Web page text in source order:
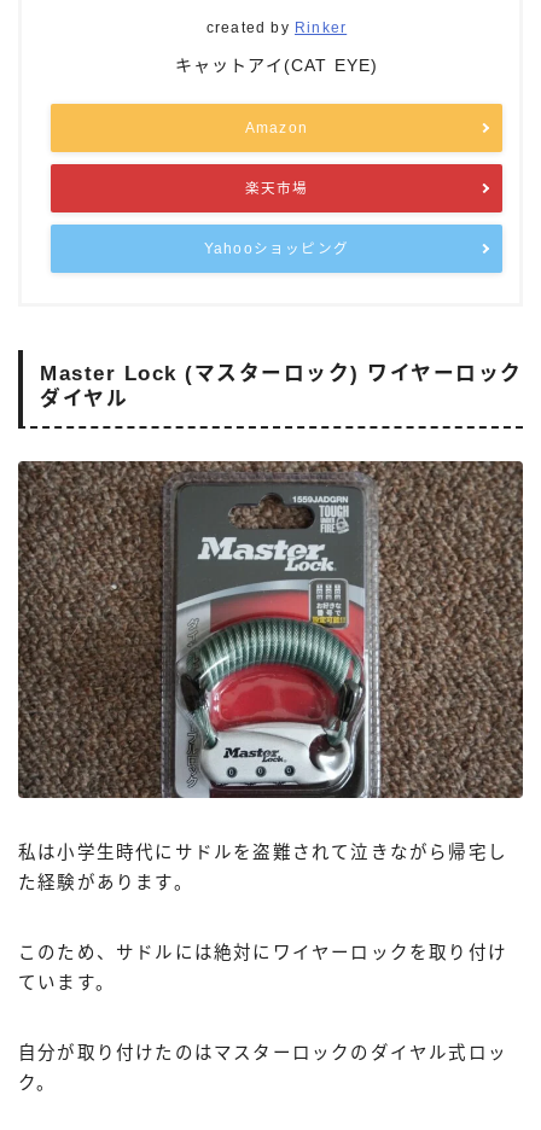
created by Rinker
キャットアイ(CAT EYE)
Amazon
楽天市場
Yahooショッピング
Master Lock (マスターロック) ワイヤーロック
ダイヤル
私は小学生時代にサドルを盗難されて泣きながら帰宅し
た経験があります。
このため、サドルには絶対にワイヤーロックを取り付け
ています。
自分が取り付けたのはマスターロックのダイヤル式ロッ
ク。